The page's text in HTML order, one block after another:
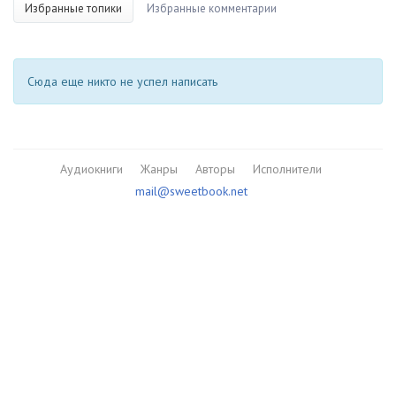
Избранные топики Избранные комментарии
Сюда еще никто не успел написать
Аудиокниги Жанры Авторы
Исполнители
mail@sweetbook.net